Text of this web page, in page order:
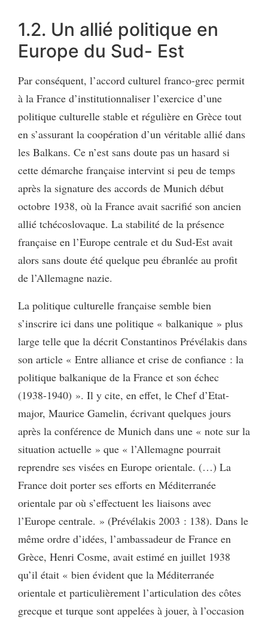
1.2. Un allié politique en
Europe du Sud- Est
Par conséquent, l’accord culturel franco-grec permit
à la France d’institutionnaliser l’exercice d’une
politique culturelle stable et régulière en Grèce tout
en s’assurant la coopération d’un véritable allié dans
les Balkans. Ce n’est sans doute pas un hasard si
cette démarche française intervint si peu de temps
après la signature des accords de Munich début
octobre 1938, où la France avait sacrifié son ancien
allié tchécoslovaque. La stabilité de la présence
française en l’Europe centrale et du Sud-Est avait
alors sans doute été quelque peu ébranlée au profit
de l’Allemagne nazie.
La politique culturelle française semble bien
s’inscrire ici dans une politique « balkanique » plus
large telle que la décrit Constantinos Prévélakis dans
son article « Entre alliance et crise de confiance : la
politique balkanique de la France et son échec
(1938-1940) ». Il y cite, en effet, le Chef d’Etat-
major, Maurice Gamelin, écrivant quelques jours
après la conférence de Munich dans une « note sur la
situation actuelle » que « l’Allemagne pourrait
reprendre ses visées en Europe orientale. (…) La
France doit porter ses efforts en Méditerranée
orientale par où s’effectuent les liaisons avec
l’Europe centrale. » (Prévélakis 2003 : 138). Dans le
même ordre d’idées, l’ambassadeur de France en
Grèce, Henri Cosme, avait estimé en juillet 1938
qu’il était « bien évident que la Méditerranée
orientale et particulièrement l’articulation des côtes
grecque et turque sont appelées à jouer, à l’occasion